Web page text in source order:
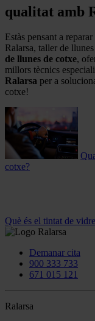
qualitat amb
Estàs pensant a
Ralarsa, taller de
de llunes de cotxe,
millors tècnics
Ralarsa per a
cotxe!
cotxe?
Què és el tintat de
Demanar cita
900 333 733
671 015 121
Ralarsa